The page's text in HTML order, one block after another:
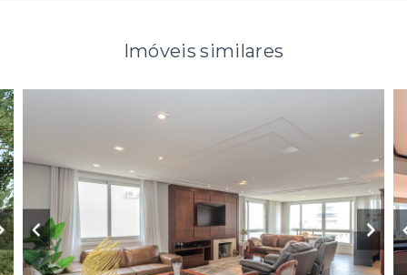
Imóveis similares